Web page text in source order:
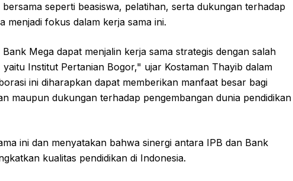
seperti beasiswa, pelatihan, serta dukungan terhadap
menjadi fokus dalam kerja sama ini.
Mega dapat menjalin kerja sama strategis dengan salah
Institut Pertanian Bogor," ujar Kostaman Thayib dalam
ini diharapkan dapat memberikan manfaat besar bagi
maupun dukungan terhadap pengembangan dunia pendidikan
ini dan menyatakan bahwa sinergi antara IPB dan Bank
kualitas pendidikan di Indonesia.